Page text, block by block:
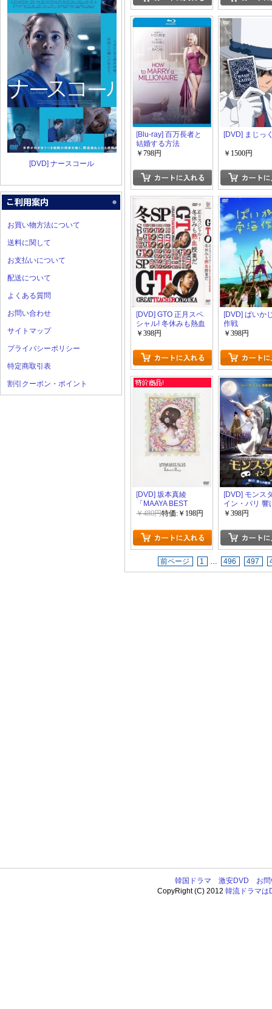
[DVD] ナースコール
お買い物方法について
送料に関して
お支払いについて
配送について
よくある質問
お問い合わせ
サイトマップ
プライバシーポリシー
特定商取引表
割引クーポン・ポイント
[Blu-ray] 百万長者と
結婚する方法
￥798円
[DVD] まじっ
￥1500円
[DVD] GTO 正月スペ
シャル! 冬休みも熱血
授業だ
￥398円
[DVD] ぱいか
作戦
￥398円
[DVD] 坂本真綾
「MAAYA BEST
CLIPS」
￥480円特価:￥198円
[DVD] モンス
イン・パリ 響
の歌声
￥398円
前ページ 1 … 496 497
韓国ドラマ 激安DVD
お
CopyRight (C) 2012韓流ドラマは